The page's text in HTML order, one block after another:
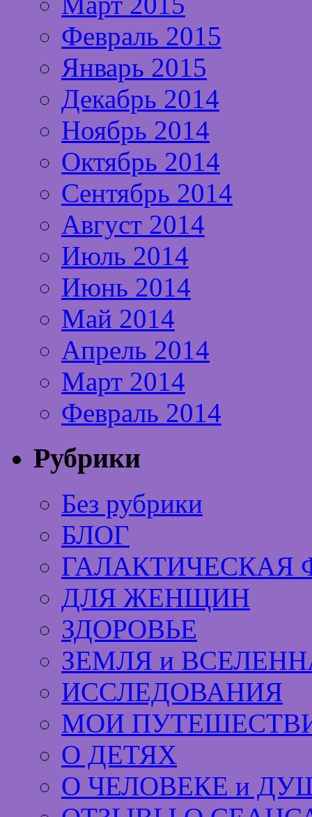
Февраль 2015
Январь 2015
Декабрь 2014
Ноябрь 2014
Октябрь 2014
Сентябрь 2014
Август 2014
Июль 2014
Июнь 2014
Май 2014
Апрель 2014
Март 2014
Февраль 2014
Рубрики
Без рубрики
БЛОГ
ГАЛАКТИЧЕСКАЯ
ДЛЯ ЖЕНЩИН
ЗДОРОВЬЕ
ЗЕМЛЯ и
ИССЛЕДОВАНИЯ
МОИ
О ДЕТЯХ
О ЧЕЛОВЕКЕ и